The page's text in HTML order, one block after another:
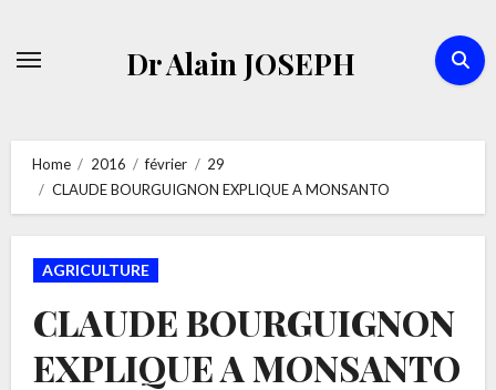
Dr Alain JOSEPH
Home 2016 février
29
CLAUDE BOURGUIGNON EXPLIQUE A MONSANTO
AGRICULTURE
CLAUDE BOURGUIGNON
EXPLIQUE A MONSANTO